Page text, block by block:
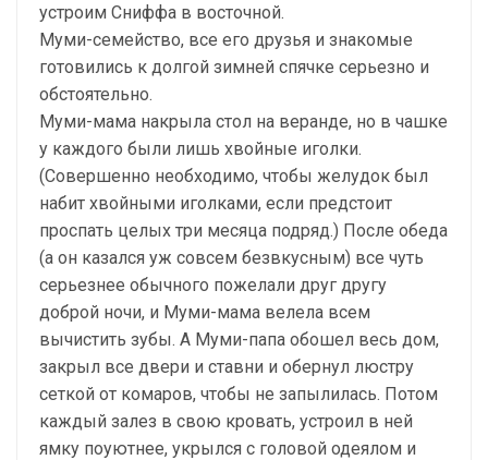
устроим Сниффа в восточной.
Муми-семейство, все его друзья и знакомые
готовились к долгой зимней спячке серьезно и
обстоятельно.
Муми-мама накрыла стол на веранде, но в чашке
у каждого были лишь хвойные иголки.
(Совершенно необходимо, чтобы желудок был
набит хвойными иголками, если предстоит
проспать целых три месяца подряд.) После обеда
(а он казался уж совсем безвкусным) все чуть
серьезнее обычного пожелали друг другу
доброй ночи, и Муми-мама велела всем
вычистить зубы. А Муми-папа обошел весь дом,
закрыл все двери и ставни и обернул люстру
сеткой от комаров, чтобы не запылилась. Потом
каждый залез в свою кровать, устроил в ней
ямку поуютнее, укрылся с головой одеялом и